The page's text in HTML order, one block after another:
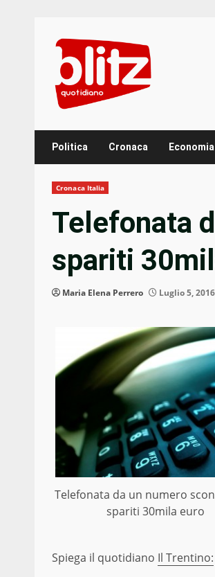
content
Politica Cronaca Economia
Cronaca Italia
Telefonata
spariti
Maria Elena Perrero Luglio 5, 2016
Telefonata da un numero
spariti 30mila euro
Spiega il quotidiano Il Trentino: